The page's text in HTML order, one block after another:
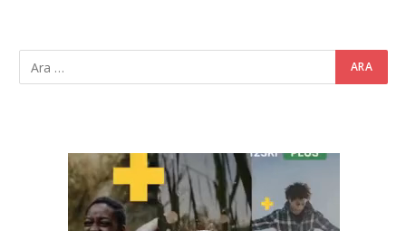
Video
oynatıcı